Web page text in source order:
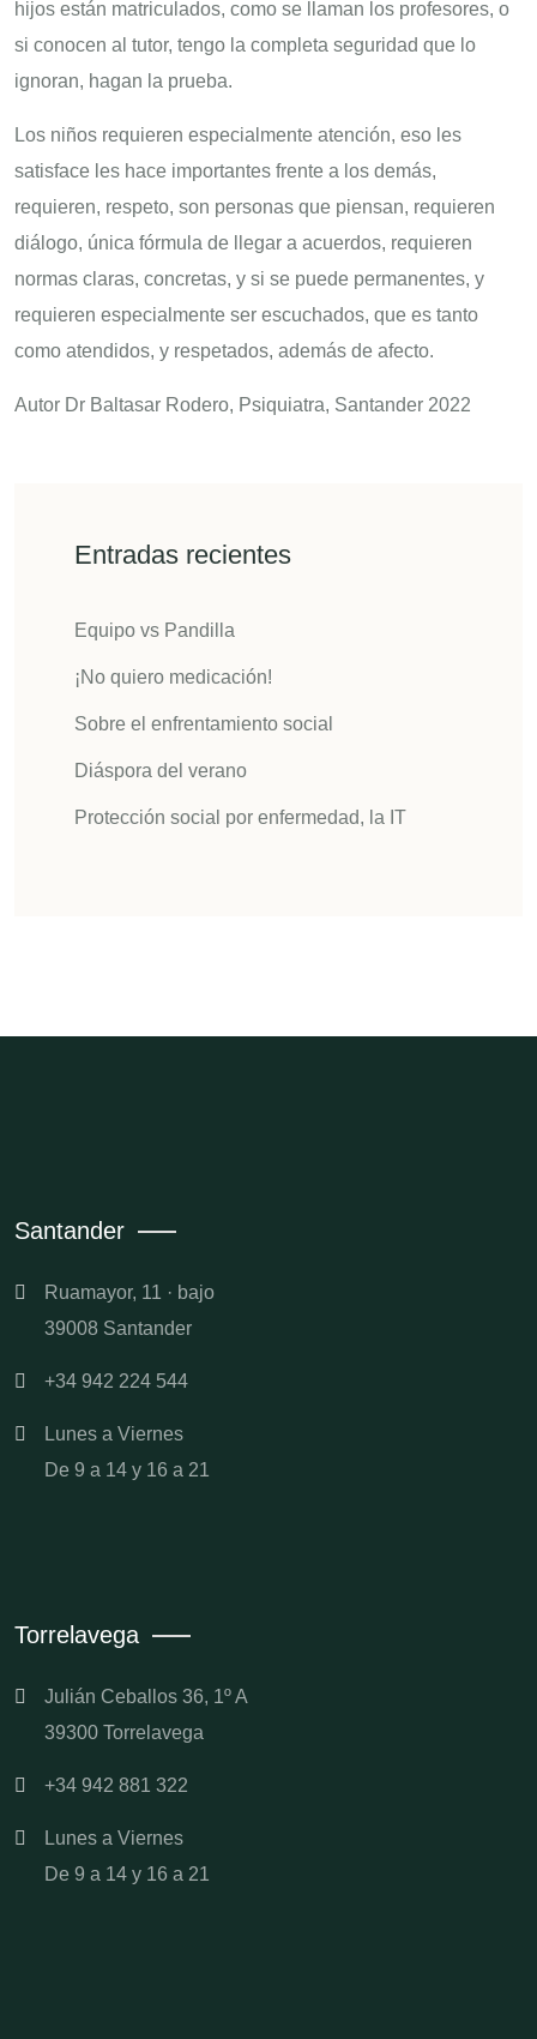
hijos están matriculados, como se llaman los profesores, o
si conocen al tutor, tengo la completa seguridad que lo
ignoran, hagan la prueba.
Los niños requieren especialmente atención, eso les
satisface les hace importantes frente a los demás,
requieren, respeto, son personas que piensan, requieren
diálogo, única fórmula de llegar a acuerdos, requieren
normas claras, concretas, y si se puede permanentes, y
requieren especialmente ser escuchados, que es tanto
como atendidos, y respetados, además de afecto.
Autor Dr Baltasar Rodero, Psiquiatra, Santander 2022
Entradas recientes
Equipo vs Pandilla
¡No quiero medicación!
Sobre el enfrentamiento social
Diáspora del verano
Protección social por enfermedad, la IT
Santander
Ruamayor, 11 · bajo
39008 Santander
+34 942 224 544
Lunes a Viernes
De 9 a 14 y 16 a 21
Torrelavega
Julián Ceballos 36, 1º A
39300 Torrelavega
+34 942 881 322
Lunes a Viernes
De 9 a 14 y 16 a 21